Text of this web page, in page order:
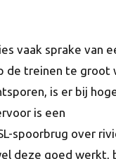
vaak sprake van
de treinen te groot
is er bij
is een
spoorbrug over
deze goed werkt,